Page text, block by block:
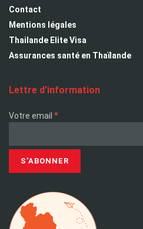
Contact
Mentions légales
Thailande Elite Visa
Assurances santé en Thaïlande
Lettre d’information
Votre email *